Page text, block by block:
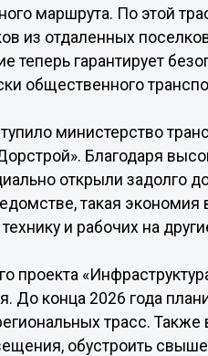
маршрута. По этой
из отдаленных
теперь гарантирует
общественного
министерство
Благодаря
открыли задолго
такая
и рабочих на
проекта
До конца 2026 года
трасс.
обустроить